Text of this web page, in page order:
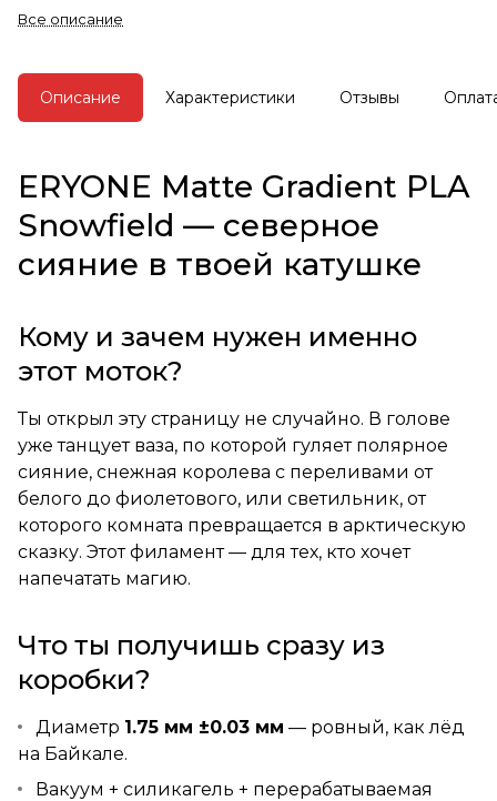
северная сияние в катушке,
бликов.
Посмотрите
филамент:матовый PLA
плавного градиента.
Все описание
Описание Характеристики Отзывы
ERYONE Matte Gradient PLA
Snowfield — северное
сияние в твоей катушке
Кому и зачем нужен именно
этот моток?
Ты открыл эту страницу не случайно. В голове
уже танцует ваза, по которой гуляет полярное
сияние, снежная королева с переливами от
белого до фиолетового, или светильник, от
которого комната превращается в арктическую
сказку. Этот филамент — для тех, кто хочет
напечатать магию.
Что ты получишь сразу из
коробки?
Диаметр 1.75 мм ±0.03 мм — ровный, как лёд
на Байкале.
Вакуум + силикагель + перерабатываемая